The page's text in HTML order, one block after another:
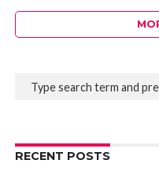
RECENT POSTS